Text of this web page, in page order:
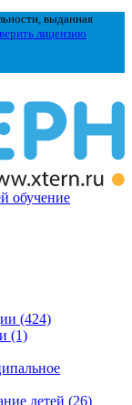
выданная
лицензию
обучение
(424)
(1)
детей (26)